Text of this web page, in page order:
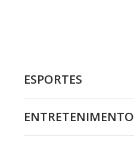
ESPORTES
ENTRETENIMENTO